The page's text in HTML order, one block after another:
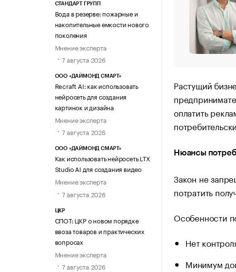
СТАНДАРТ ГРУПП
Вода в резерве: пожарные и
накопительные емкости нового
поколения
Мнение эксперта
7 августа 2026
ООО «ДАЙМОНД СМАРТ»
Recraft AI: как использовать
нейросеть для создания
картинок и дизайна
Мнение эксперта
7 августа 2026
ООО «ДАЙМОНД СМАРТ»
Как использовать нейросеть LTX
Studio AI для создания видео
Мнение эксперта
7 августа 2026
ЦКР
СПОТ: ЦКР о новом порядке
ввоза товаров и практических
вопросах
Мнение эксперта
7 августа 2026
Растущий
оплатить
Нюансы
Закон не
потратить
Особенности
Нет
Минимум